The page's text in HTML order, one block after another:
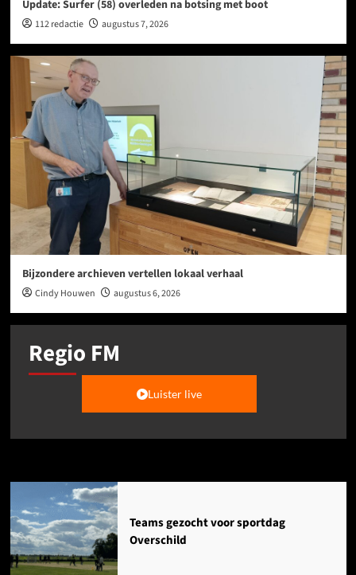
Update: Surfer (58) overleden na botsing met boot
112 redactie augustus 7, 2026
Bijzondere archieven vertellen lokaal verhaal
Cindy Houwen augustus 6, 2026
Regio FM
Luister live
Agenda
Teams gezocht voor sportdag
Overschild